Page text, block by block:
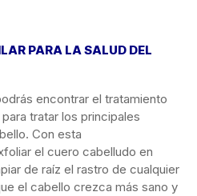
PARA LA SALUD DEL
encontrar el tratamiento
para tratar los principales
Con esta
el cuero cabelludo en
de raíz el rastro de cualquier
el cabello crezca más sano y